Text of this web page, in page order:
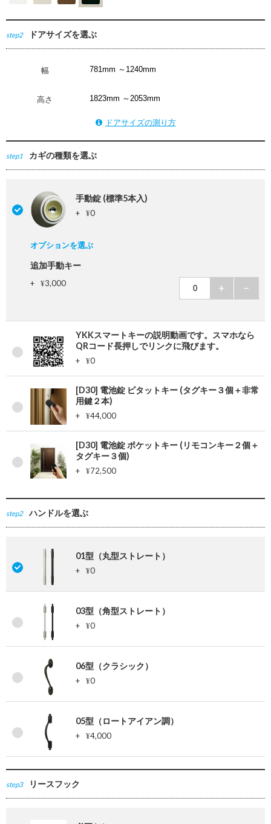
step2 ドアサイズを選ぶ
幅
高さ
ドアサイズの測り方
step1 カギの種類を選ぶ
手動錠 (標準5本入)
+ ¥0
オプションを選ぶ
追加手動キー
+ ¥3,000 + −
YKKスマートキーの説明動画です。スマホなら
QRコード長押しでリンクに飛びます。
+ ¥0
[D30] 電池錠 ピタットキー (タグキー３個＋非常
用鍵２本)
+ ¥44,000
[D30] 電池錠 ポケットキー (リモコンキー２個＋
タグキー３個)
+ ¥72,500
step2 ハンドルを選ぶ
01型（丸型ストレート）
+ ¥0
03型（角型ストレート）
+ ¥0
06型（クラシック）
+ ¥0
05型（ロートアイアン調）
+ ¥4,000
step3 リースフック